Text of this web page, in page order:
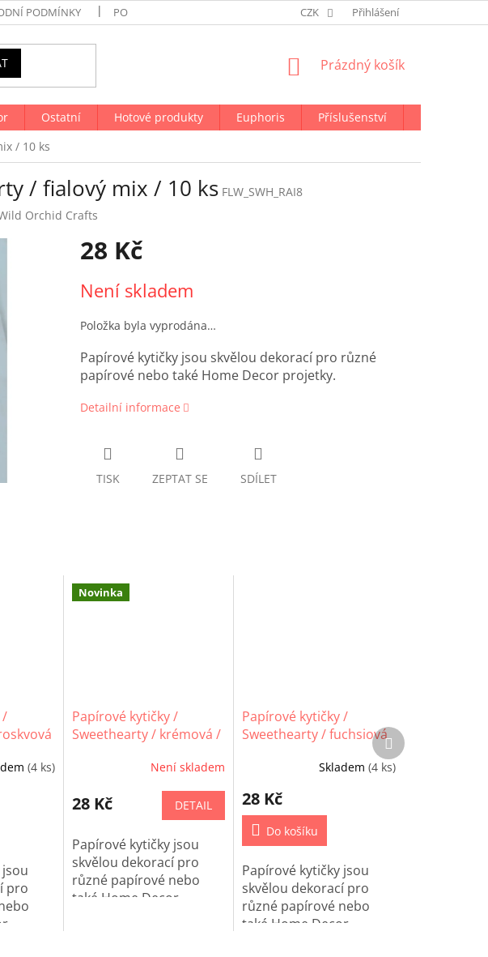
PODMÍNKY PODMÍNKY OCHRANY OSOBNÍCH ÚDAJŮ NAPIŠTE NÁM
CZK Přihlášení
NÁKUPNÍ
Prázdný košík
Ostatní Hotové produkty Euphoris Příslušenství
/ 10 ks
/ fialový mix / 10 ks FLW_SWH_RAI8
Orchid Crafts
28 Kč
cena:
Není skladem
Položka byla vyprodána…
Papírové kytičky jsou skvělou dekorací pro různé
papírové nebo také Home Decor projetky.
Detailní informace
TISK ZEPTAT SE SDÍLET
/
(4 ks)
pro
Novinka
Papírové kytičky /
Sweethearty / krémová /
Není skladem
28 Kč DETAIL
Papírové kytičky jsou
skvělou dekorací pro
různé papírové nebo
také Home Decor
Papírové kytičky /
Sweethearty / fuchsiová
Skladem (4 ks)
28 Kč
Do košíku
Papírové kytičky jsou
skvělou dekorací pro
různé papírové nebo
také Home Decor
Další
produkt